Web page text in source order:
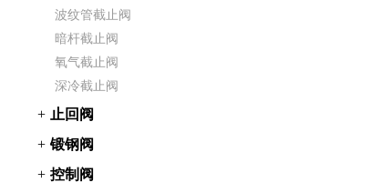
波纹管截止阀
暗杆截止阀
氧气截止阀
深冷截止阀
止回阀
锻钢阀
控制阀